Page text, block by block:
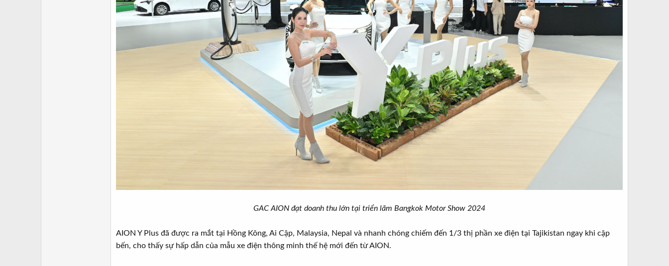
GAC AION đạt doanh thu lớn tại triển lãm Bangkok Motor Show 2024
AION Y Plus đã được ra mắt tại Hồng Kông, Ai Cập, Malaysia, Nepal và nhanh chóng chiếm đến 1/3 thị phần xe điện tại Tajikistan ngay khi cập
bến, cho thấy sự hấp dẫn của mẫu xe điện thông minh thế hệ mới đến từ AION.